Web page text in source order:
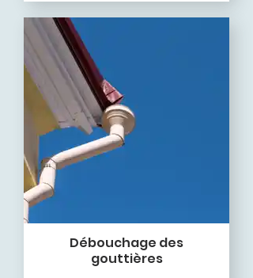
Débouchage des
gouttières